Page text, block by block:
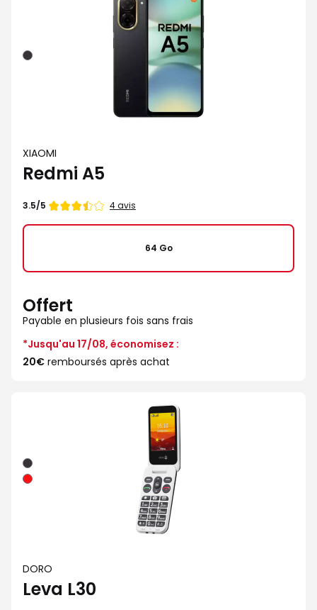
Noir
XIAOMI
Redmi A5
Note
3.5/5 4 avis
64 Go
Offert
Payable en plusieurs fois sans frais
*Jusqu'au 17/08, économisez :
20€ remboursés après achat
Noir
Rouge
DORO
Leva L30